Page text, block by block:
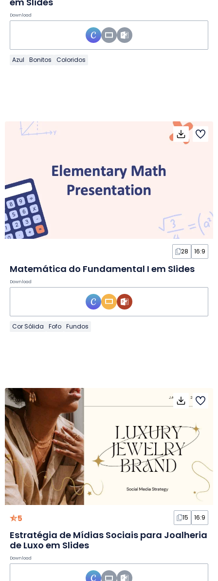
Download
Azul Bonitos Coloridos
28 16:9
Matemática do Fundamental I em Slides
Download
Cor Sólida Fofo Fundos
5 15 16:9
Estratégia de Mídias Sociais para Joalheria
de Luxo em Slides
Download